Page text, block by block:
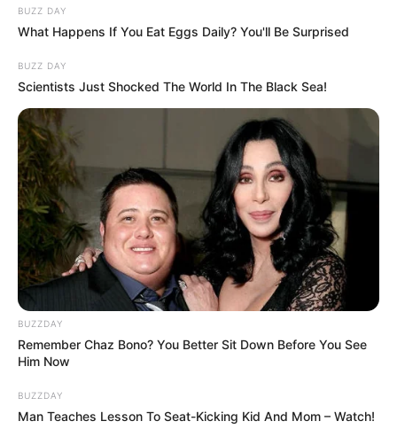
BUZZ DAY
What Happens If You Eat Eggs Daily? You'll Be Surprised
BUZZ DAY
Scientists Just Shocked The World In The Black Sea!
BUZZDAY
Remember Chaz Bono? You Better Sit Down Before You See
Him Now
BUZZDAY
Man Teaches Lesson To Seat-Kicking Kid And Mom – Watch!